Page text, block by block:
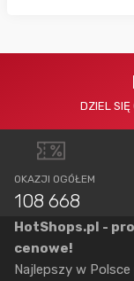
DZIEL
OKAZJI OGÓŁEM
108 668
HotShops.pl -
cenowe!
Najlepszy w